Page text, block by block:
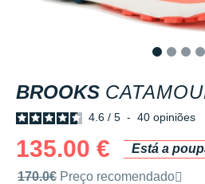
BROOKS
4.6 / 5 - 40 opiniões
135.00 €
Está a
Preço de venda recomendado
170.0€ Preço recomendado